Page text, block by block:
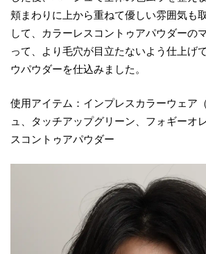
頬まわりに上から重ねて優しい雰囲気も
して、カラーレスコントゥアパウダーの
って、より毛穴が目立たないよう仕上げ
ウパウダーを仕込みました。
使用アイテム：インプレスカラーウェア
ュ、タッチアップグリーン、フォギーオ
スコントゥアパウダー